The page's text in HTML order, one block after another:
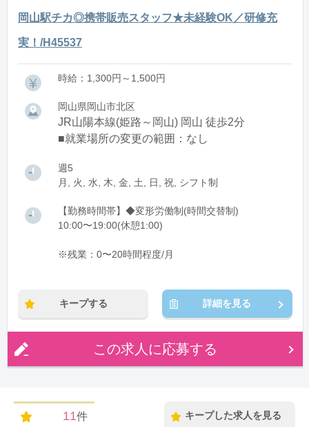
岡山駅チカ◎携帯販売スタッフ★未経験OK／研修充
実！/H45537
時給：1,300円～1,500円
岡山県岡山市北区
JR山陽本線(姫路～岡山) 岡山 徒歩2分
■就業場所の変更の範囲：なし
週5
月, 火, 水, 木, 金, 土, 日, 祝, シフト制
【勤務時間帯】◆変形労働制(時間交替制)
10:00〜19:00(休憩1:00)
※残業：0〜20時間程度/月
キープする 詳細を見る
この求人に応募する
11件 キープした求人を見る